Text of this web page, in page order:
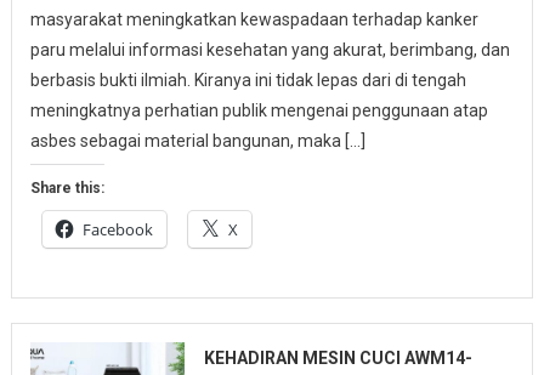
masyarakat meningkatkan kewaspadaan terhadap kanker
paru melalui informasi kesehatan yang akurat, berimbang, dan
berbasis bukti ilmiah. Kiranya ini tidak lepas dari di tengah
meningkatnya perhatian publik mengenai penggunaan atap
asbes sebagai material bangunan, maka […]
Share this:
Facebook X
KEHADIRAN MESIN CUCI AWM14-